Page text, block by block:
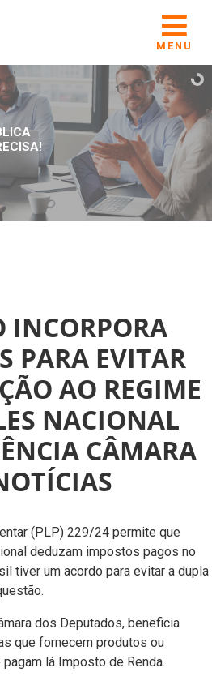
MENU
INCORPORA
PARA EVITAR
AO REGIME
NACIONAL
CÂMARA
(PLP) 229/24 permite que
deduzam impostos pagos no
tiver um acordo para evitar a dupla
dos Deputados, beneficia
que fornecem produtos ou
lá Imposto de Renda.